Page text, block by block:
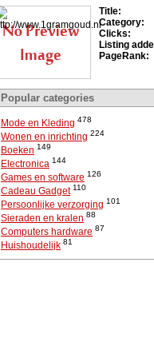
Title:
Category:
Clicks:
Listing
PageRank:
Popular categories
Mode en Kleding 478
Wonen en inrichting 224
Boeken 149
Electronica 144
Games en software 126
Cadeau Gadget 110
Persoonlijke verzorging 101
Sieraden en kralen 88
Computers hardware 87
Huishoudelijk 81